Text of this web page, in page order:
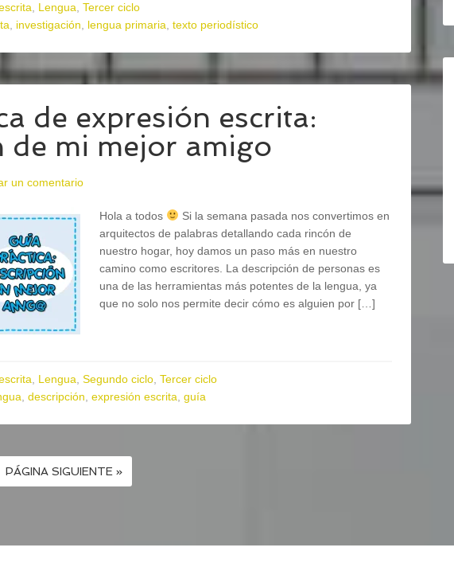
Lengua Tercer ciclo
investigación lengua primaria texto periodístico
de expresión escrita:
de mi mejor amigo
un comentario
Hola a todos
Si la semana pasada nos convertimos en
arquitectos de palabras detallando cada rincón de
nuestro hogar, hoy damos un paso más en nuestro
camino como escritores. La descripción de personas es
una de las herramientas más potentes de la lengua, ya
que no solo nos permite decir cómo es alguien por […]
Lengua Segundo ciclo Tercer ciclo
descripción expresión escrita guía
PÁGINA SIGUIENTE »